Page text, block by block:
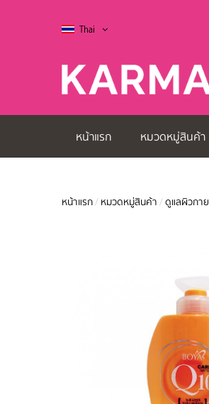
Thai
หน้าแรก หมวดหมู่สินค้า
หน้าแรก / หมวดหมู่สินค้า /ดูแลผิวกาย